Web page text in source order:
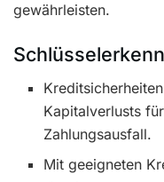
gewährleisten.
Kapitalverlusts
Zahlungsausfall.
Mit geeigneten